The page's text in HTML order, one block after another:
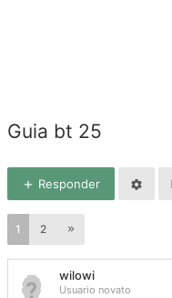
Guia bt 25
Responder
1 2
wilowi
Usuario novato